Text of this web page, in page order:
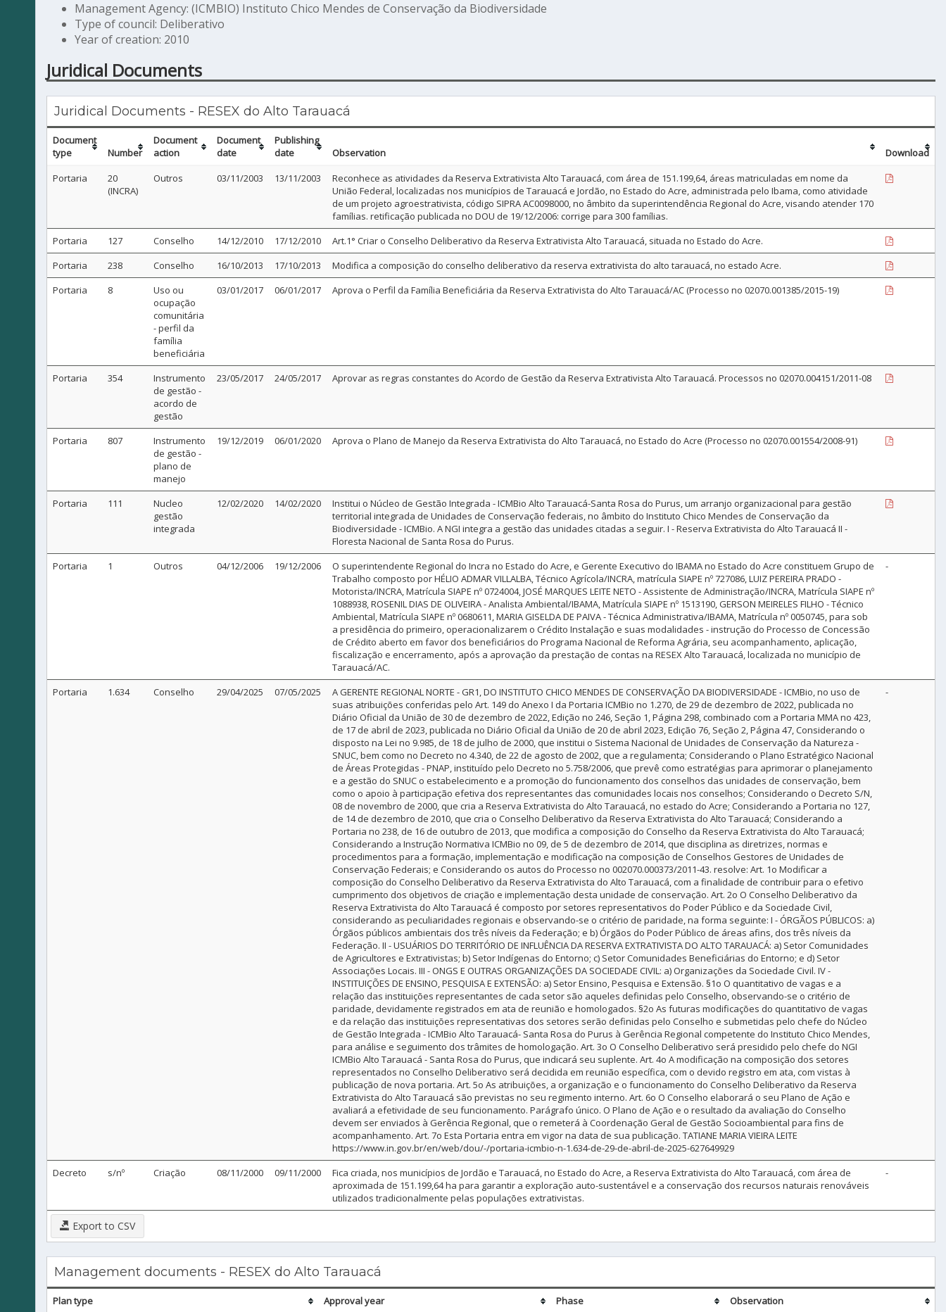
Management Agency: (ICMBIO) Instituto Chico Mendes de Conservação da Biodiversidade
Type of council: Deliberativo
Year of creation: 2010
Juridical Documents
Juridical Documents - RESEX do Alto Tarauacá
Document
type
Number
Document
action
Document
date
Publishing
date
Observation
Download
Portaria
20
(INCRA)
Outros 03/11/2003 13/11/2003
Reconhece as atividades da Reserva Extrativista Alto Tarauacá, com área de 151.199,64, áreas matriculadas em nome da
União Federal, localizadas nos municípios de Tarauacá e Jordão, no Estado do Acre, administrada pelo Ibama, como atividade
de um projeto agroestrativista, código SIPRA AC0098000, no âmbito da superintendência Regional do Acre, visando atender 170
famílias. retificação publicada no DOU de 19/12/2006: corrige para 300 famílias.
Portaria
127 Conselho 14/12/2010 17/12/2010
Art.1° Criar o Conselho Deliberativo da Reserva Extrativista Alto Tarauacá, situada no Estado do Acre.
Portaria
238 Conselho 16/10/2013 17/10/2013
Modifica a composição do conselho deliberativo da reserva extrativista do alto tarauacá, no estado Acre.
Portaria
8
Uso ou
ocupação
comunitária
- perfil da
família
beneficiária
03/01/2017 06/01/2017 Aprova o Perfil da Família Beneficiária da Reserva Extrativista do Alto Tarauacá/AC (Processo no 02070.001385/2015-19)
Portaria 354
Instrumento
de gestão -
acordo de
gestão
23/05/2017 24/05/2017 Aprovar as regras constantes do Acordo de Gestão da Reserva Extrativista Alto Tarauacá. Processos no 02070.004151/2011-08
Portaria 807
Instrumento
de gestão -
plano de
manejo
19/12/2019 06/01/2020 Aprova o Plano de Manejo da Reserva Extrativista do Alto Tarauacá, no Estado do Acre (Processo no 02070.001554/2008-91)
Portaria 111
Nucleo
gestão
integrada
12/02/2020 14/02/2020
Institui o Núcleo de Gestão Integrada - ICMBio Alto Tarauacá-Santa Rosa do Purus, um arranjo organizacional para gestão
territorial integrada de Unidades de Conservação federais, no âmbito do Instituto Chico Mendes de Conservação da
Biodiversidade - ICMBio. A NGI integra a gestão das unidades citadas a seguir. I - Reserva Extrativista do Alto Tarauacá II -
Floresta Nacional de Santa Rosa do Purus.
Portaria
1 Outros 04/12/2006 19/12/2006
O superintendente Regional do Incra no Estado do Acre, e Gerente Executivo do IBAMA no Estado do Acre constituem Grupo de
Trabalho composto por HÉLIO ADMAR VILLALBA, Técnico Agrícola/INCRA, matrícula SIAPE nº 727086, LUIZ PEREIRA PRADO -
Motorista/INCRA, Matrícula SIAPE nº 0724004, JOSÉ MARQUES LEITE NETO - Assistente de Administração/INCRA, Matrícula SIAPE nº
1088938, ROSENIL DIAS DE OLIVEIRA - Analista Ambiental/IBAMA, Matrícula SIAPE nº 1513190, GERSON MEIRELES FILHO - Técnico
Ambiental, Matrícula SIAPE nº 0680611, MARIA GISELDA DE PAIVA - Técnica Administrativa/IBAMA, Matrícula nº 0050745, para sob
a presidência do primeiro, operacionalizarem o Crédito Instalação e suas modalidades - instrução do Processo de Concessão
de Crédito aberto em favor dos beneficiários do Programa Nacional de Reforma Agrária, seu acompanhamento, aplicação,
fiscalização e encerramento, após a aprovação da prestação de contas na RESEX Alto Tarauacá, localizada no município de
Tarauacá/AC.
-
Portaria 1.634 Conselho 29/04/2025 07/05/2025
A GERENTE REGIONAL NORTE - GR1, DO INSTITUTO CHICO MENDES DE CONSERVAÇÃO DA BIODIVERSIDADE - ICMBio, no uso de
suas atribuições conferidas pelo Art. 149 do Anexo I da Portaria ICMBio no 1.270, de 29 de dezembro de 2022, publicada no
Diário Oficial da União de 30 de dezembro de 2022, Edição no 246, Seção 1, Página 298, combinado com a Portaria MMA no 423,
de 17 de abril de 2023, publicada no Diário Oficial da União de 20 de abril 2023, Edição 76, Seção 2, Página 47, Considerando o
disposto na Lei no 9.985, de 18 de julho de 2000, que institui o Sistema Nacional de Unidades de Conservação da Natureza -
SNUC, bem como no Decreto no 4.340, de 22 de agosto de 2002, que a regulamenta; Considerando o Plano Estratégico Nacional
de Áreas Protegidas - PNAP, instituído pelo Decreto no 5.758/2006, que prevê como estratégias para aprimorar o planejamento
e a gestão do SNUC o estabelecimento e a promoção do funcionamento dos conselhos das unidades de conservação, bem
como o apoio à participação efetiva dos representantes das comunidades locais nos conselhos; Considerando o Decreto S/N,
08 de novembro de 2000, que cria a Reserva Extrativista do Alto Tarauacá, no estado do Acre; Considerando a Portaria no 127,
de 14 de dezembro de 2010, que cria o Conselho Deliberativo da Reserva Extrativista do Alto Tarauacá; Considerando a
Portaria no 238, de 16 de outubro de 2013, que modifica a composição do Conselho da Reserva Extrativista do Alto Tarauacá;
Considerando a Instrução Normativa ICMBio no 09, de 5 de dezembro de 2014, que disciplina as diretrizes, normas e
procedimentos para a formação, implementação e modificação na composição de Conselhos Gestores de Unidades de
Conservação Federais; e Considerando os autos do Processo no 002070.000373/2011-43. resolve: Art. 1o Modificar a
composição do Conselho Deliberativo da Reserva Extrativista do Alto Tarauacá, com a finalidade de contribuir para o efetivo
cumprimento dos objetivos de criação e implementação desta unidade de conservação. Art. 2o O Conselho Deliberativo da
Reserva Extrativista do Alto Tarauacá é composto por setores representativos do Poder Público e da Sociedade Civil,
considerando as peculiaridades regionais e observando-se o critério de paridade, na forma seguinte: I - ÓRGÃOS PÚBLICOS: a)
Órgãos públicos ambientais dos três níveis da Federação; e b) Órgãos do Poder Público de áreas afins, dos três níveis da
Federação. II - USUÁRIOS DO TERRITÓRIO DE INFLUÊNCIA DA RESERVA EXTRATIVISTA DO ALTO TARAUACÁ: a) Setor Comunidades
de Agricultores e Extrativistas; b) Setor Indígenas do Entorno; c) Setor Comunidades Beneficiárias do Entorno; e d) Setor
Associações Locais. III - ONGS E OUTRAS ORGANIZAÇÕES DA SOCIEDADE CIVIL: a) Organizações da Sociedade Civil. IV -
INSTITUIÇÕES DE ENSINO, PESQUISA E EXTENSÃO: a) Setor Ensino, Pesquisa e Extensão. §1o O quantitativo de vagas e a
relação das instituições representantes de cada setor são aqueles definidas pelo Conselho, observando-se o critério de
paridade, devidamente registrados em ata de reunião e homologados. §2o As futuras modificações do quantitativo de vagas
e da relação das instituições representativas dos setores serão definidas pelo Conselho e submetidas pelo chefe do Núcleo
de Gestão Integrada - ICMBio Alto Tarauacá- Santa Rosa do Purus à Gerência Regional competente do Instituto Chico Mendes,
para análise e seguimento dos trâmites de homologação. Art. 3o O Conselho Deliberativo será presidido pelo chefe do NGI
ICMBio Alto Tarauacá - Santa Rosa do Purus, que indicará seu suplente. Art. 4o A modificação na composição dos setores
representados no Conselho Deliberativo será decidida em reunião específica, com o devido registro em ata, com vistas à
publicação de nova portaria. Art. 5o As atribuições, a organização e o funcionamento do Conselho Deliberativo da Reserva
Extrativista do Alto Tarauacá são previstas no seu regimento interno. Art. 6o O Conselho elaborará o seu Plano de Ação e
avaliará a efetividade de seu funcionamento. Parágrafo único. O Plano de Ação e o resultado da avaliação do Conselho
devem ser enviados à Gerência Regional, que o remeterá à Coordenação Geral de Gestão Socioambiental para fins de
acompanhamento. Art. 7o Esta Portaria entra em vigor na data de sua publicação. TATIANE MARIA VIEIRA LEITE
https://www.in.gov.br/en/web/dou/-/portaria-icmbio-n-1.634-de-29-de-abril-de-2025-627649929
-
Decreto s/nº Criação 08/11/2000 09/11/2000
Fica criada, nos municípios de Jordão e Tarauacá, no Estado do Acre, a Reserva Extrativista do Alto Tarauacá, com área de
aproximada de 151.199,64 ha para garantir a exploração auto-sustentável e a conservação dos recursos naturais renováveis
utilizados tradicionalmente pelas populações extrativistas.
-
Export to CSV
Management documents - RESEX do Alto Tarauacá
Plan type Approval year Phase Observation